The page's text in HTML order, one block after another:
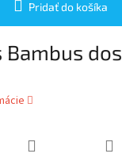
Pridať do košíka
Bambus